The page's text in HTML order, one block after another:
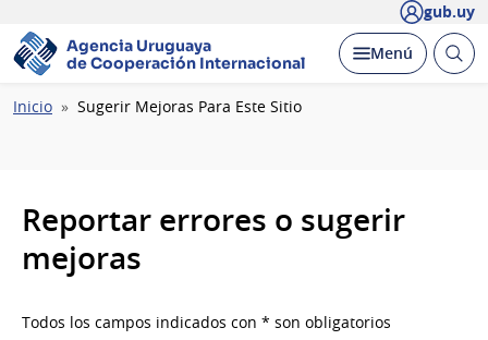
gub.uy
Agencia Uruguaya
de Cooperación Internacional
Desplegar
Menú Abrir
Ruta
Inicio Sugerir Mejoras Para Este Sitio
Reportar errores o sugerir
mejoras
Todos los campos indicados con * son obligatorios